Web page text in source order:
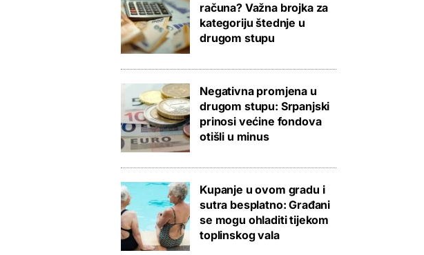
računa? Važna brojka za
kategoriju štednje u
drugom stupu
Negativna promjena u
drugom stupu: Srpanjski
prinosi većine fondova
otišli u minus
Kupanje u ovom gradu i
sutra besplatno: Građani
se mogu ohladiti tijekom
toplinskog vala